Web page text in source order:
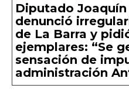
Diputado Joaquín
denunció
de La Barra y
ejemplares: “Se
sensación de
administración